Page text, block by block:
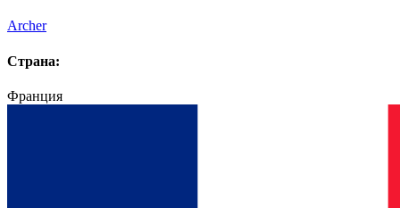
Archer
Страна:
Франция